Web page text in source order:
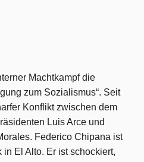
Machtkampf die
zum Sozialismus“. Seit
Konflikt zwischen dem
Luis Arce und
Federico Chipana ist
El Alto. Er ist schockiert,